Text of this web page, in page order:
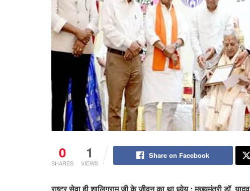
0
SHARES
1
VIEWS
Share on Facebook
राष्ट्र सेवा ही शालिगराम जी के जीवन का था ध्येय : मुख्यमंत्री डॉ. यादव